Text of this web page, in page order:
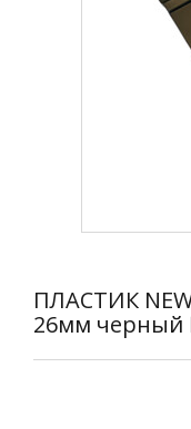
ПЛАСТИК
26мм черный